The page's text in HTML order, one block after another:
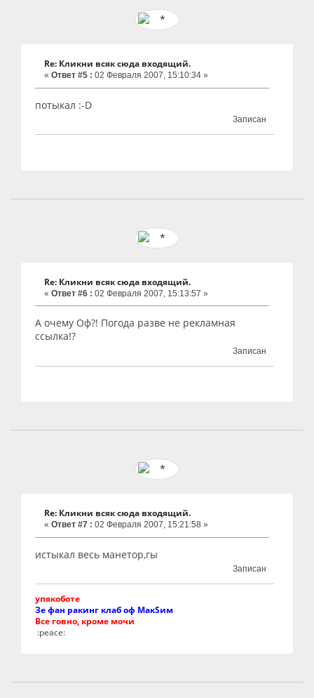
Re: Кликни всяк сюда входящий.
« Ответ #5 : 02 Февраля 2007, 15:10:34 »
потыкал :-D
Записан
Re: Кликни всяк сюда входящий.
« Ответ #6 : 02 Февраля 2007, 15:13:57 »
А очему Оф?! Погода разве не рекламная
ссылка!?
Записан
Re: Кликни всяк сюда входящий.
« Ответ #7 : 02 Февраля 2007, 15:21:58 »
истыкал весь манетор,гы
Записан
упякоботе
Зе фан ракинг клаб оф МакSим
Все говно, кроме мочи
:peace: